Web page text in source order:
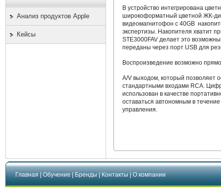
Анализ продуктов Apple
Кейсы
В устройство интегрирована
широкоформатный цветной ЖК-
видеомагнитофон с 40GB
экспертизы. Накопителя хватит
STE3000FAV делает это
переданы через порт USB для
Воспроизведение возможно
A/V выходом, который позволяет
стандартными входами RCA.
использован в качестве
оставаться автономным в
управления.
Главная|Обучение|Бренды|Контакты|О компании